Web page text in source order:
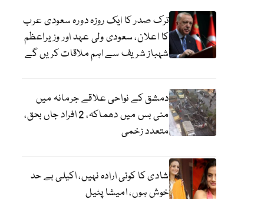
ترک صدر کا ایک روزہ دورہ سعودی عرب
کا اعلان، سعودی ولی عہد اور وزیراعظم
شہباز شریف سے اہم ملاقات کریں گے
دمشق کے نواحی علاقے جرمانہ میں
منی بس میں دھماکہ، 2 افراد جاں بحق،
متعدد زخمی
شادی کا کوئی ارادہ نہیں، اکیلی بے حد
خوش ہوں، امیشا پٹیل